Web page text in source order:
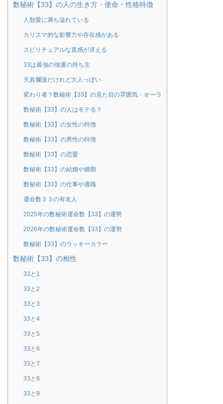
数秘術【33】の人の生き方・使命・性格特徴
人類愛に満ち溢れている
カリスマ的な影響力や存在感がある
スピリチュアルな直感が冴える
33は最強の強運の持ち主
天真爛漫だけれど大人っぽい
変わり者？数秘術【33】の見た目の雰囲気・オーラ
数秘術【33】の人はモテる？
数秘術【33】の女性の特徴
数秘術【33】の男性の特徴
数秘術【33】の恋愛
数秘術【33】の結婚や婚期
数秘術【33】の仕事や適職
運命数３３の有名人
2025年の数秘術運命数【33】の運勢
2026年の数秘術運命数【33】の運勢
数秘術【33】のラッキーカラー
数秘術【33】の相性
33と1
33と2
33と3
33と4
33と5
33と6
33と7
33と8
33と9